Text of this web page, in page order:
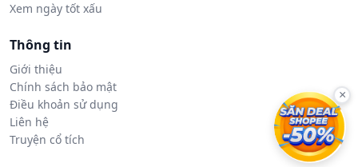
Xem ngày tốt xấu
Thông tin
Giới thiệu
Chính sách bảo mật
Điều khoản sử dụng
Liên hệ
Truyện cổ tích
×